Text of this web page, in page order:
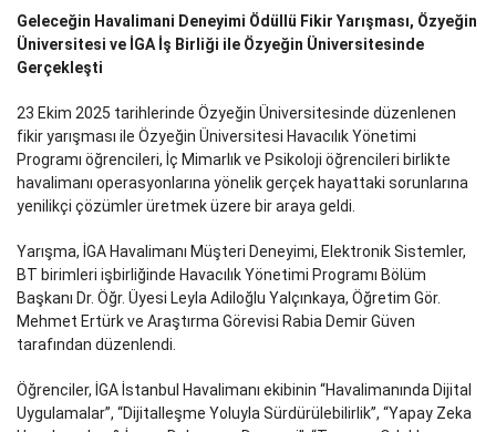
Geleceğin Havalimani Deneyimi Ödüllü Fikir Yarışması, Özyeğin
Üniversitesi ve İGA İş Birliği ile Özyeğin Üniversitesinde
Gerçekleşti
23 Ekim 2025 tarihlerinde Özyeğin Üniversitesinde düzenlenen
fikir yarışması ile Özyeğin Üniversitesi Havacılık Yönetimi
Programı öğrencileri, İç Mimarlık ve Psikoloji öğrencileri birlikte
havalimanı operasyonlarına yönelik gerçek hayattaki sorunlarına
yenilikçi çözümler üretmek üzere bir araya geldi.
Yarışma, İGA Havalimanı Müşteri Deneyimi, Elektronik Sistemler,
BT birimleri işbirliğinde Havacılık Yönetimi Programı Bölüm
Başkanı Dr. Öğr. Üyesi Leyla Adiloğlu Yalçınkaya, Öğretim Gör.
Mehmet Ertürk ve Araştırma Görevisi Rabia Demir Güven
tarafından düzenlendi.
Öğrenciler, İGA İstanbul Havalimanı ekibinin “Havalimanında Dijital
Uygulamalar”, “Dijitalleşme Yoluyla Sürdürülebilirlik”, “Yapay Zeka